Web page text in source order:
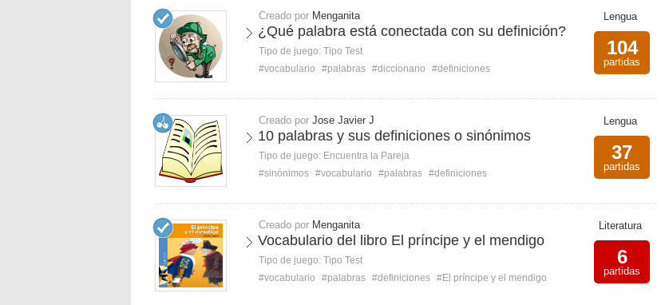
Creado por Menganita
¿Qué palabra está conectada con su definición?
Tipo de juego: Tipo Test
#vocabulario
#palabras #diccionario #definiciones
Lengua
104
partidas
Creado por Jose Javier J
10 palabras y sus definiciones o sinónimos
Tipo de juego: Encuentra la Pareja
#sinónimos #vocabulario #palabras #definiciones
Lengua
37
partidas
Creado por Menganita
Vocabulario del libro El príncipe y el mendigo
Tipo de juego: Tipo Test
#vocabulario
#palabras #definiciones #El príncipe y el mendigo
Literatura
6
partidas